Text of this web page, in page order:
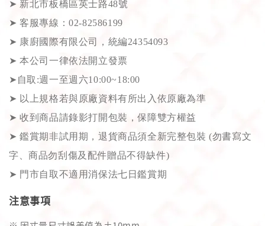
➤ 新北市板橋區英士路48號
➤ 客服專線：02-82586199
➤ 康廚國際有限公司，統編24354093
➤ 本公司一律依法開立發票
➤ 自取:週一至週六10:00~18:00
➤ 以上規格若與原廠資料有所出入依原廠為準
➤ 收到商品請錄影打開包裝，保障雙方權益
➤ 鑑賞期非試用期，退貨商品須全新完整包裝 (勿書寫文
字、商品勿刮傷及配件贈品不得缺件)
➤ 門市自取不適用消保法七日鑑賞期
注意事項